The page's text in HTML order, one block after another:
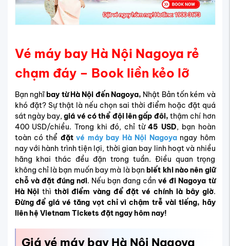
Vé máy bay Hà Nội Nagoya rẻ
chạm đáy – Book liền kẻo lỡ
Bạn nghĩ bay từ Hà Nội đến Nagoya, Nhật Bản tốn kém và
khó đặt? Sự thật là nếu chọn sai thời điểm hoặc đặt quá
sát ngày bay,giá vé có thể đội lên gấp đôi, thậm chí hơn
400 USD/chiều. Trong khi đó, chỉ từ45 USD, bạn hoàn
toàn có thể đặtvé máy bay Hà Nội Nagoyangay hôm
nay với hành trình tiện lợi, thời gian bay linh hoạt và nhiều
hãng khai thác đều đặn trong tuần. Điều quan trọng
không chỉ là bạn muốn bay mà là bạn biết khi nào nên giữ
chỗ và đặt đúng nơi. Nếu bạn đang cầnvé đi Nagoya từ
Hà Nội thì thời điểm vàng để đặt vé chính là bây giờ.
Đừng để giá vé tăng vọt chỉ vì chậm trễ vài tiếng, hãy
liên hệ Vietnam Tickets đặt ngay hôm nay!
Giá vé máy bay Hà Nội Nagoya